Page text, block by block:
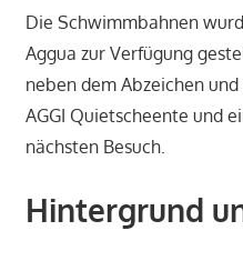
Die Schwimmbahnen
Aggua zur Verfügung
neben dem Abzeichen
AGGI Quietscheente und
nächsten Besuch.
Hintergrund